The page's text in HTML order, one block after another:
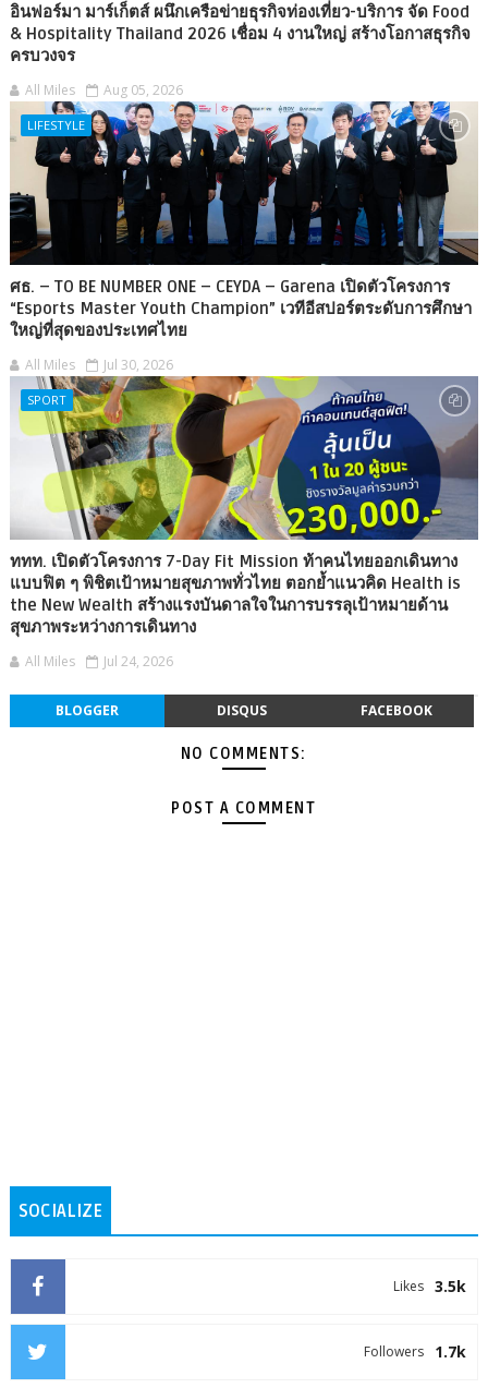
อินฟอร์มา มาร์เก็ตส์ ผนึกเครือข่ายธุรกิจท่องเที่ยว-บริการ จัด Food
& Hospitality Thailand 2026 เชื่อม 4 งานใหญ่ สร้างโอกาสธุรกิจ
ครบวงจร
All Miles Aug 05, 2026
LIFESTYLE
ศธ. – TO BE NUMBER ONE – CEYDA – Garena เปิดตัวโครงการ
“Esports Master Youth Champion” เวทีอีสปอร์ตระดับการศึกษา
ใหญ่ที่สุดของประเทศไทย
All Miles Jul 30, 2026
SPORT
ททท. เปิดตัวโครงการ 7-Day Fit Mission ท้าคนไทยออกเดินทาง
แบบฟิต ๆ พิชิตเป้าหมายสุขภาพทั่วไทย ตอกย้ำแนวคิด Health is
the New Wealth สร้างแรงบันดาลใจในการบรรลุเป้าหมายด้าน
สุขภาพระหว่างการเดินทาง
All Miles Jul 24, 2026
BLOGGER DISQUS FACEBOOK
NO COMMENTS:
POST A COMMENT
SOCIALIZE
3.5k
Likes
1.7k
Followers